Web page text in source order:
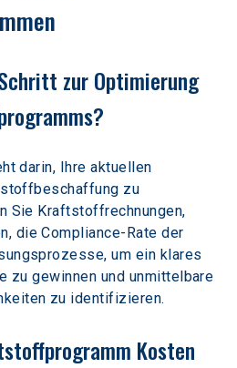
zur Optimierung
darin, Ihre aktuellen
zu
Sie Kraftstoffrechnungen,
die Compliance-Rate der
um ein klares
zu gewinnen und unmittelbare
zu identifizieren.
Kosten